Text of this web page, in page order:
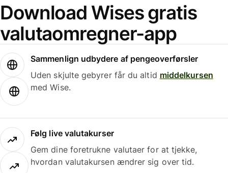
Download Wises gratis
valutaomregner-app
Sammenlign udbydere af pengeoverførsler
Uden skjulte gebyrer får du altid middelkursen
med Wise.
Følg live valutakurser
Gem dine foretrukne valutaer for at tjekke,
hvordan valutakursen ændrer sig over tid.